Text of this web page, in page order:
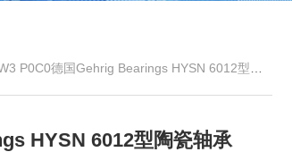
P0C0德国Gehrig Bearings HYSN 6012型陶瓷轴承
HYSN 6012型陶瓷轴承